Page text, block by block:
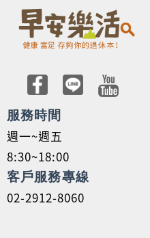
服務時間
週一~週五
8:30~18:00
客戶服務專線
02-2912-8060